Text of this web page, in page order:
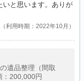
いと思います。ありが
利用時期：2022年10月
遺品整理（間取
：200,000円